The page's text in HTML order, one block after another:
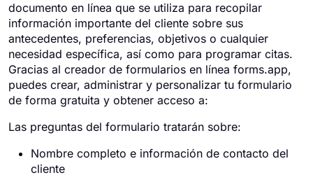
documento en línea que se utiliza para recopilar
información importante del cliente sobre sus
antecedentes, preferencias, objetivos o cualquier
necesidad específica, así como para programar citas.
Gracias al creador de formularios en línea forms.app,
puedes crear, administrar y personalizar tu formulario
de forma gratuita y obtener acceso a:
Las preguntas del formulario tratarán sobre:
Nombre completo e información de contacto del
cliente